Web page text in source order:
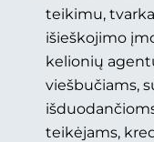
teikimu,
išieškojimo
kelionių
viešbučiams,
teikėjams,